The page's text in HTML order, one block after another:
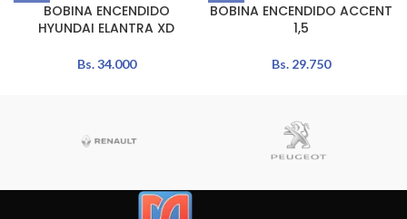
BOBINA ENCENDIDO
HYUNDAI ELANTRA XD
Bs.34.000
BOBINA ENCENDIDO ACCENT
1,5
Bs.29.750